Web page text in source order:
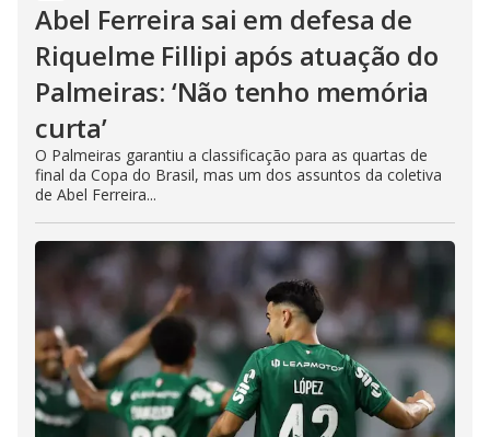
Abel Ferreira sai em defesa de
Riquelme Fillipi após atuação do
Palmeiras: ‘Não tenho memória
curta’
O Palmeiras garantiu a classificação para as quartas de
final da Copa do Brasil, mas um dos assuntos da coletiva
de Abel Ferreira...